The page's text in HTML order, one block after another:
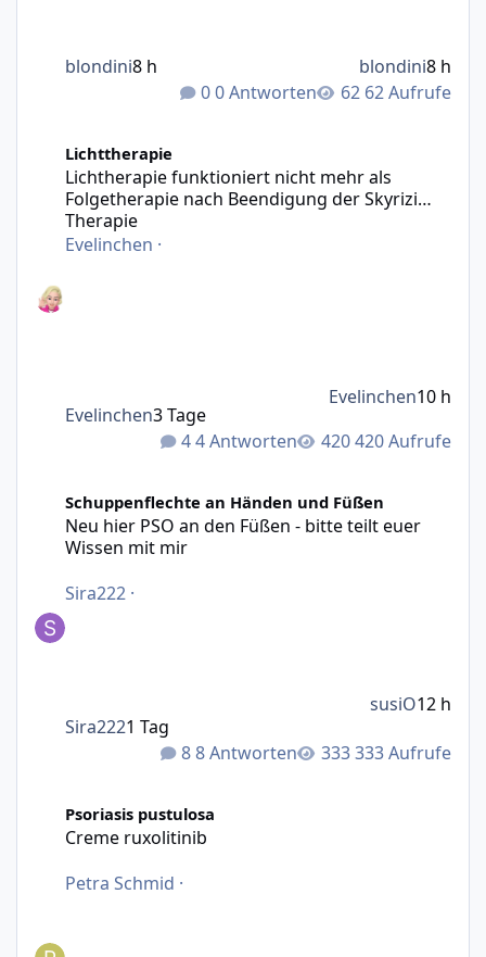
0 Antworten 62 Aufrufe
blondini8 h blondini8 h
Lichttherapie
Lichtherapie funktioniert nicht mehr als
Folgetherapie nach Beendigung der Skyrizi
Therapie
Evelinchen ·
4 Antworten 420 Aufrufe
Evelinchen3 Tage
Evelinchen10 h
Schuppenflechte an Händen und Füßen
Neu hier PSO an den Füßen - bitte teilt euer
Wissen mit mir
Sira222 ·
8 Antworten 333 Aufrufe
Sira2221 Tag
susiO12 h
Psoriasis pustulosa
Creme ruxolitinib
Petra Schmid ·